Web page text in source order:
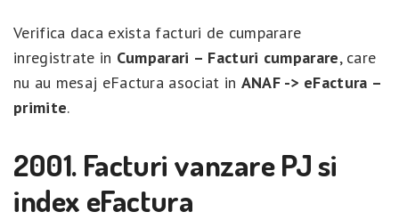
Verifica daca exista facturi de cumparare
inregistrate in Cumparari – Facturi cumparare, care
nu au mesaj eFactura asociat in ANAF -> eFactura –
primite.
2001. Facturi vanzare PJ si
index eFactura